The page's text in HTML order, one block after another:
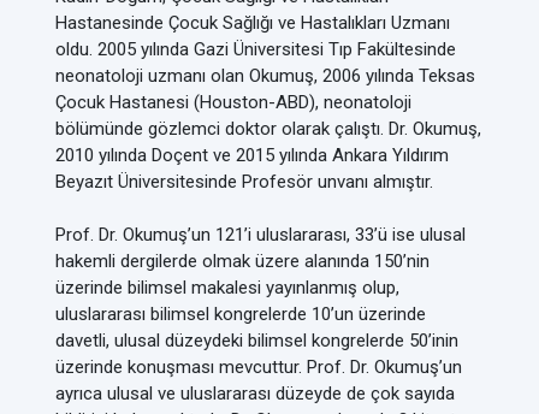
Hastanesinde Çocuk Sağlığı ve Hastalıkları Uzmanı
oldu. 2005 yılında Gazi Üniversitesi Tıp Fakültesinde
neonatoloji uzmanı olan Okumuş, 2006 yılında Teksas
Çocuk Hastanesi (Houston-ABD), neonatoloji
bölümünde gözlemci doktor olarak çalıştı. Dr. Okumuş,
2010 yılında Doçent ve 2015 yılında Ankara Yıldırım
Beyazıt Üniversitesinde Profesör unvanı almıştır.
Prof. Dr. Okumuş’un 121’i uluslararası, 33’ü ise ulusal
hakemli dergilerde olmak üzere alanında 150’nin
üzerinde bilimsel makalesi yayınlanmış olup,
uluslararası bilimsel kongrelerde 10’un üzerinde
davetli, ulusal düzeydeki bilimsel kongrelerde 50’inin
üzerinde konuşması mevcuttur. Prof. Dr. Okumuş’un
ayrıca ulusal ve uluslararası düzeyde de çok sayıda